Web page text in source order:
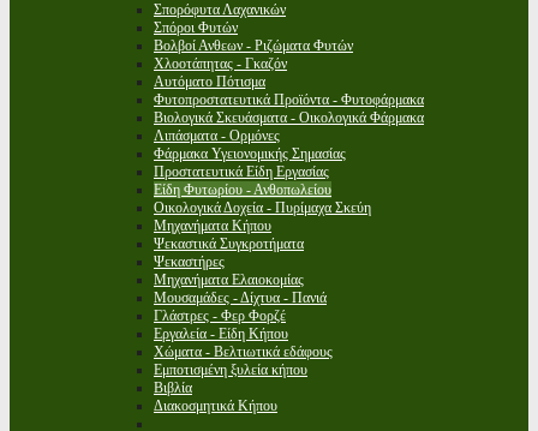
Σπορόφυτα Λαχανικών
Σπόροι Φυτών
Βολβοί Ανθεων - Ριζώματα Φυτών
Χλοοτάπητας - Γκαζόν
Αυτόματο Πότισμα
Φυτοπροστατευτικά Προϊόντα - Φυτοφάρμακα
Βιολογικά Σκευάσματα - Οικολογικά Φάρμακα
Λιπάσματα - Ορμόνες
Φάρμακα Υγειονομικής Σημασίας
Προστατευτικά Είδη Εργασίας
Είδη Φυτωρίου - Ανθοπωλείου
Οικολογικά Δοχεία - Πυρίμαχα Σκεύη
Μηχανήματα Κήπου
Ψεκαστικά Συγκροτήματα
Ψεκαστήρες
Μηχανήματα Ελαιοκομίας
Μουσαμάδες - Δίχτυα - Πανιά
Γλάστρες - Φερ Φορζέ
Εργαλεία - Είδη Κήπου
Χώματα - Βελτιωτικά εδάφους
Εμποτισμένη ξυλεία κήπου
Βιβλία
Διακοσμητικά Κήπου